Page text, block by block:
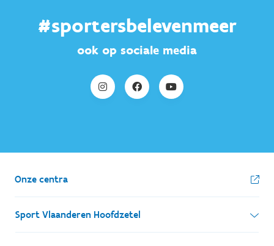
#sportersbelevenmeer
ook op sociale media
Onze centra
Sport Vlaanderen Hoofdzetel